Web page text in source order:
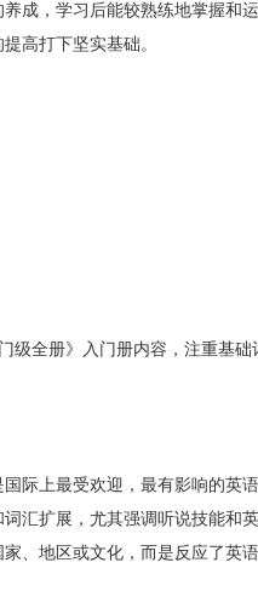
成，学习后能较熟练地掌握和
高打下坚实基础。
级全册》入门册内容，注重基
际上最受欢迎，最有影响的英
汇扩展，尤其强调听说技能和
、地区或文化，而是反应了英